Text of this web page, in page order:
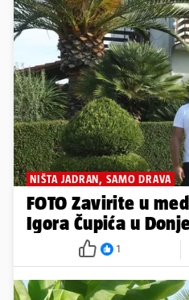
NIŠTA JADRAN, SAMO DRAVA
FOTO Zavirite u
Igora Čupića u
1